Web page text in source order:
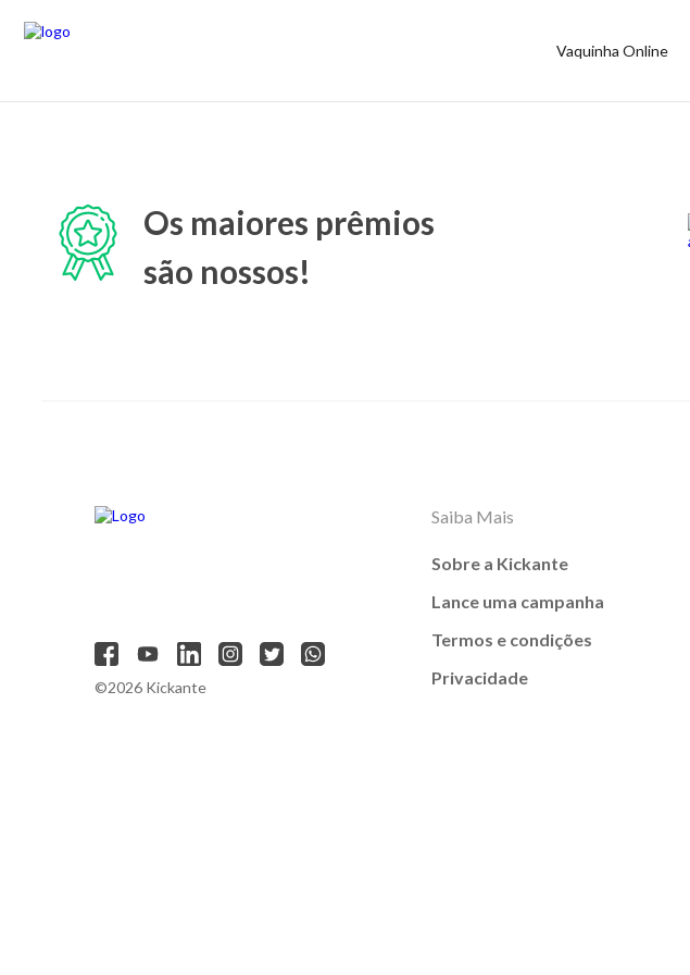
Vaquinha Online
Os maiores prêmios
são nossos!
©2026 Kickante
Saiba Mais
Sobre a Kickante
Lance uma campanha
Termos e condições
Privacidade